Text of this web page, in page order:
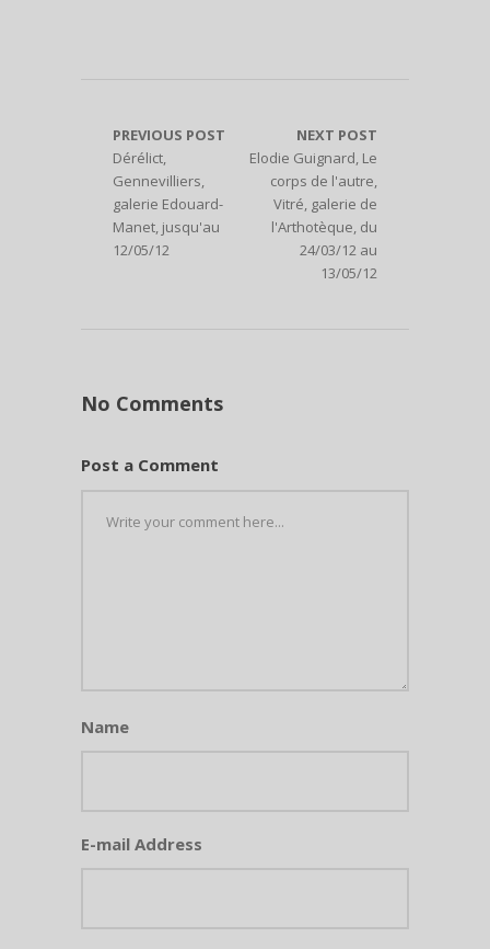
PREVIOUS POST
Dérélict,
Gennevilliers,
galerie Edouard-
Manet, jusqu'au
12/05/12
NEXT POST
Elodie Guignard, Le
corps de l'autre,
Vitré, galerie de
l'Arthotèque, du
24/03/12 au
13/05/12
No Comments
Post a Comment
Name
E-mail Address